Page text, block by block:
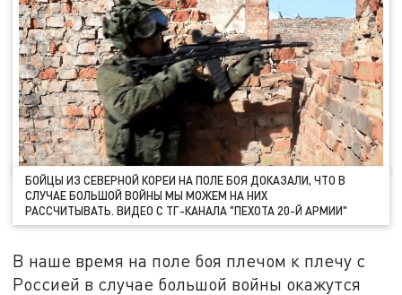
БОЙЦЫ ИЗ СЕВЕРНОЙ КОРЕИ НА ПОЛЕ БОЯ ДОКАЗАЛИ, ЧТО В
СЛУЧАЕ БОЛЬШОЙ ВОЙНЫ МЫ МОЖЕМ НА НИХ
РАССЧИТЫВАТЬ. ВИДЕО С ТГ-КАНАЛА "ПЕХОТА 20-Й АРМИИ"
В наше время на поле боя плечом к плечу с
Россией в случае большой войны окажутся